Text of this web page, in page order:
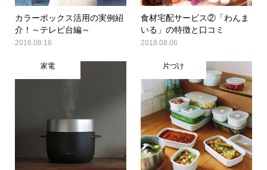
カラーボックス活用の実例紹
介！～テレビ台編～
2016.08.16
食材宅配サービス②「わんま
いる」の特徴と口コミ
2018.08.06
家電 片づけ